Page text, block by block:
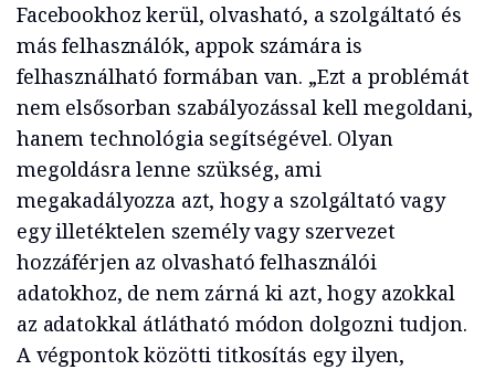
Facebookhoz kerül, olvasható, a szolgáltató és
más felhasználók, appok számára is
felhasználható formában van. „Ezt a problémát
nem elsősorban szabályozással kell megoldani,
hanem technológia segítségével. Olyan
megoldásra lenne szükség, ami
megakadályozza azt, hogy a szolgáltató vagy
egy illetéktelen személy vagy szervezet
hozzáférjen az olvasható felhasználói
adatokhoz, de nem zárná ki azt, hogy azokkal
az adatokkal átlátható módon dolgozni tudjon.
A végpontok közötti titkosítás egy ilyen,